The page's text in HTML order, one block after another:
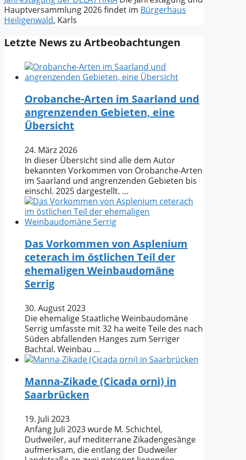
Hauptversammlung 2026 findet im Bürgerhaus
Heiligenwald, Karls
Letzte News zu Artbeobachtungen
Orobanche-Arten im Saarland und
angrenzenden Gebieten, eine
Übersicht
24. März 2026
In dieser Übersicht sind alle dem Autor
bekannten Vorkommen von Orobanche-Arten
im Saarland und angrenzenden Gebieten bis
einschl. 2025 dargestellt. …
Das Vorkommen von Asplenium
ceterach im östlichen Teil der
ehemaligen Weinbaudomäne
Serrig
30. August 2023
Die ehemalige Staatliche Weinbaudomäne
Serrig umfasste mit 32 ha weite Teile des nach
Süden abfallenden Hanges zum Serriger
Bachtal. Weinbau …
Manna-Zikade (Cicada orni) in
Saarbrücken
19. Juli 2023
Anfang Juli 2023 wurde M. Schichtel,
Dudweiler, auf mediterrane Zikadengesänge
aufmerksam, die entlang der Dudweiler